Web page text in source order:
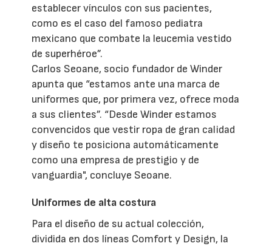
establecer vínculos con sus pacientes,
como es el caso del famoso pediatra
mexicano que combate la leucemia vestido
de superhéroe”.
Carlos Seoane, socio fundador de Winder
apunta que “estamos ante una marca de
uniformes que, por primera vez, ofrece moda
a sus clientes”. “Desde Winder estamos
convencidos que vestir ropa de gran calidad
y diseño te posiciona automáticamente
como una empresa de prestigio y de
vanguardia", concluye Seoane.
Uniformes de alta costura
Para el diseño de su actual colección,
dividida en dos líneas Comfort y Design, la